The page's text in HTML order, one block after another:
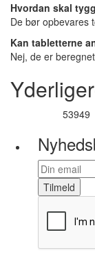
Hvordan skal
De bør opbevares
Kan tabletterne
Nej, de er
53949
Tilmeld